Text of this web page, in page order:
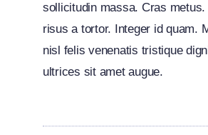
sollicitudin massa. Cras metus.
risus a tortor. Integer id quam.
nisl felis venenatis tristique
ultrices sit amet augue.